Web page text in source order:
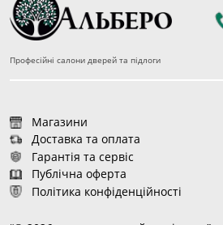
Професійні салони дверей та підлоги
Магазини
Доставка та оплата
Гарантія та сервіс
Публічна оферта
Політика конфіденційності